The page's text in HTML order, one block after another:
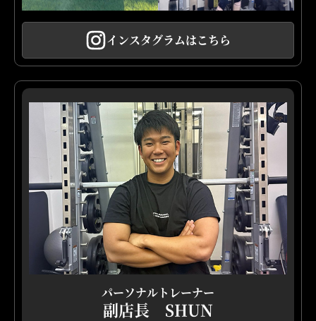
インスタグラムはこちら
パーソナルトレーナー
副店長 SHUN